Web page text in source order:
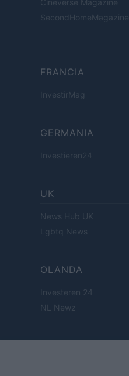
Cineverse Magazine
SecondHomeMagazine
FRANCIA
InvestirMag
GERMANIA
Investieren24
UK
News Hub UK
Lgbtq News
OLANDA
Investeren 24
NL Newz